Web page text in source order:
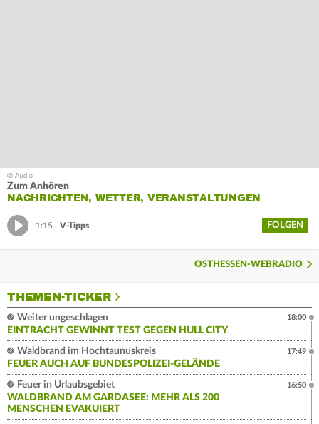
Zum Anhören
NACHRICHTEN, WETTER, VERANSTALTUNGEN
1:15 V-Tipps FOLGEN
OSTHESSEN-WEBRADIO
THEMEN-TICKER
Weiter ungeschlagen
EINTRACHT GEWINNT TEST GEGEN HULL CITY
18:00
Waldbrand im Hochtaunuskreis
FEUER AUCH AUF BUNDESPOLIZEI-GELÄNDE
17:49
Feuer in Urlaubsgebiet
WALDBRAND AM GARDASEE: MEHR ALS 200
MENSCHEN EVAKUIERT
16:50